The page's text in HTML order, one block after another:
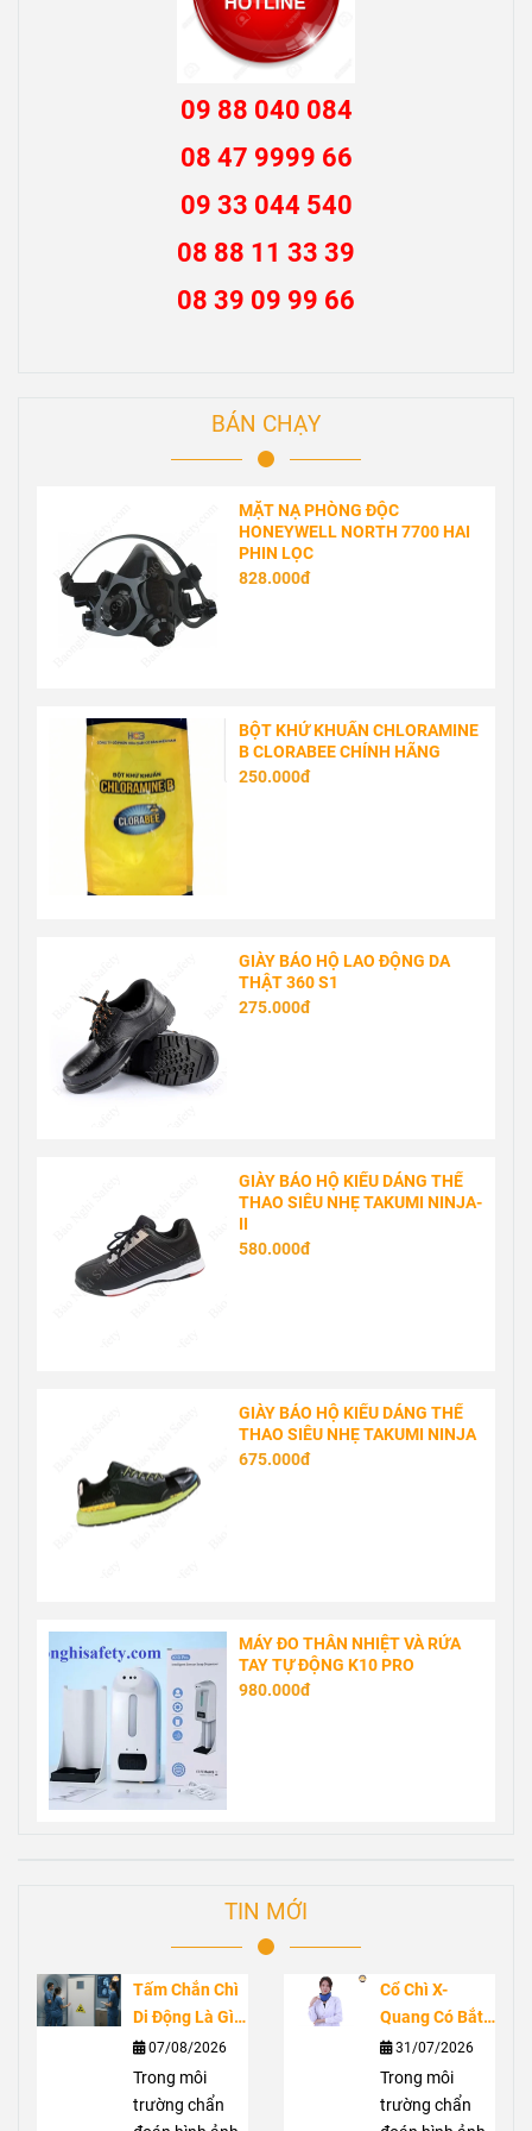
09 88 040 084
08 47 9999 66
09 33 044 540
08 88 11 33 39
08 39 09 99 66
BÁN CHẠY
MẶT NẠ PHÒNG ĐỘC
HONEYWELL NORTH 7700 HAI
PHIN LỌC
828.000đ
BỘT KHỬ KHUẨN CHLORAMINE
B CLORABEE CHÍNH HÃNG
250.000đ
GIÀY BẢO HỘ LAO ĐỘNG DA
THẬT 360 S1
275.000đ
GIÀY BẢO HỘ KIỂU DÁNG THỂ
THAO SIÊU NHẸ TAKUMI NINJA-
II
580.000đ
GIÀY BẢO HỘ KIỂU DÁNG THỂ
THAO SIÊU NHẸ TAKUMI NINJA
675.000đ
MÁY ĐO THÂN NHIỆT VÀ RỬA
TAY TỰ ĐỘNG K10 PRO
980.000đ
TIN MỚI
Tấm Chắn Chì
Di Động Là Gì?
Ứng Dụng
Trong Phòng
Chụp X-Quang
07/08/2026
Trong môi
trường chẩn
Cổ Chì X-
Quang Có Bắt
Buộc Không?
Vai Trò Bảo Vệ
Tuyến Giáp
Trước Bức Xạ
31/07/2026
Trong môi
trường chẩn